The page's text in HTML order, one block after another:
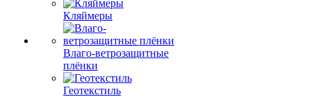
Кляймеры
Влаго-ветрозащитные
плёнки
Геотекстиль